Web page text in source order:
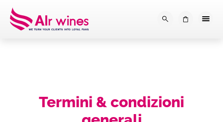
Dalla loro vendemmia, alla
Termini & condizioni